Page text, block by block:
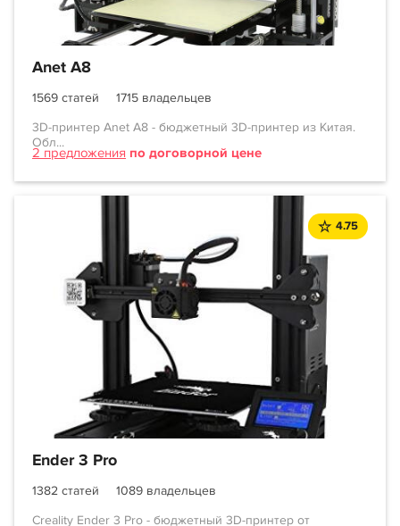
Anet A8
1569 статей
1715 владельцев
3D-принтер Anet A8 - бюджетный 3D-принтер из Китая.
Обл...
2 предложения по договорной цене
4.75
Ender 3 Pro
1382 статей
1089 владельцев
Creality Ender 3 Pro - бюджетный 3D-принтер от